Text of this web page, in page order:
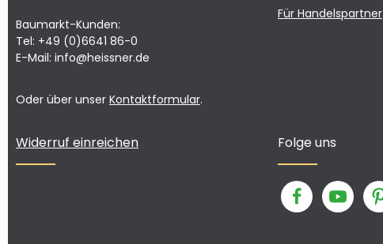
Baumarkt-Kunden:
Tel: +49 (0)6641 86-0
E-Mail: info@heissner.de
Oder über unser Kontaktformular.
Für Handelspartner
Widerruf einreichen Folge uns